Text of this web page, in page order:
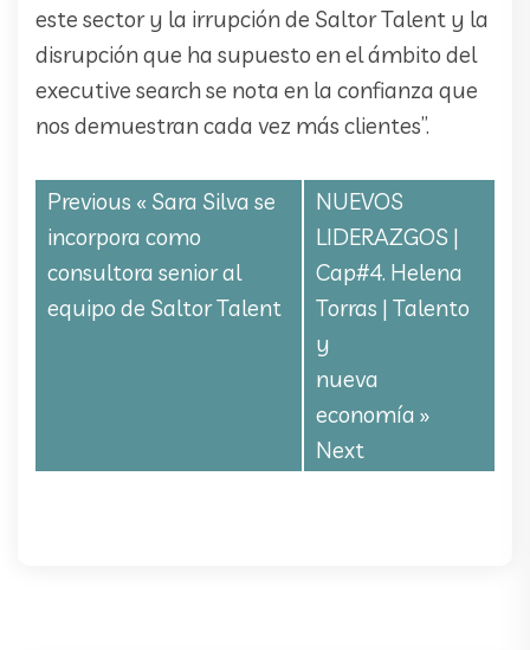
este sector y la irrupción de Saltor Talent y la
disrupción que ha supuesto en el ámbito del
executive search se nota en la confianza que
nos demuestran cada vez más clientes”.
Previous « Sara Silva se
incorpora como
consultora senior al
equipo de Saltor Talent
NUEVOS
LIDERAZGOS |
Cap#4. Helena
Torras | Talento
y
nueva
economía »
Next